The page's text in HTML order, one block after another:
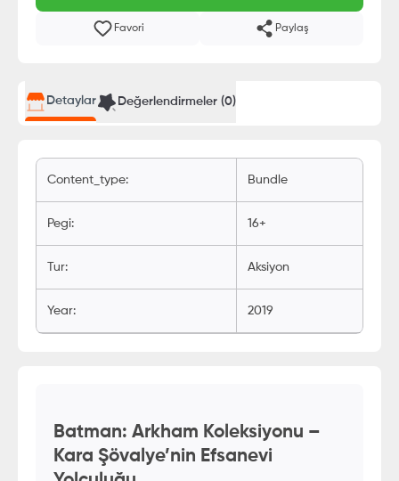
Favori Paylaş
Detaylar Değerlendirmeler (0)
Content_type: Bundle
Pegi: 16+
Tur: Aksiyon
Year: 2019
Batman: Arkham Koleksiyonu –
Kara Şövalye’nin Efsanevi